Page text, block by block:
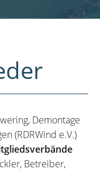
Demontage
(RDRWind e.V.)
Betreiber,